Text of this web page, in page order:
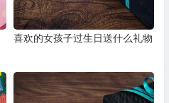
喜欢的女孩子过生日送什么礼物